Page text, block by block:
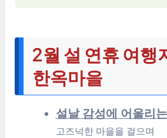
2월 설 연휴 여행
한옥마을
설날 감성에 어울리
고즈넉한 마을을 걸으며